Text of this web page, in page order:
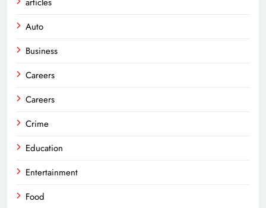
Auto
Business
Careers
Careers
Crime
Education
Entertainment
Food